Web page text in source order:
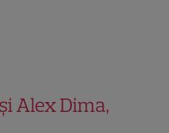
Alex Dima,